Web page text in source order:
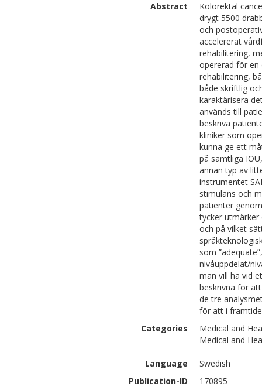
Abstract
Kolorektal
drygt 5500
och
accelererat
rehabilitering,
opererad för en
rehabilitering,
både skriftlig
karaktärisera
används till
beskriva
kliniker som
kunna ge ett
på samtliga
annan typ av
instrumentet
stimulans och
patienter
tycker utmärker
och på vilket
som
nivåuppdelat/
man vill ha vid
beskrivna för
de tre
för att i
Categories
Medical and
Medical and
Language
Swedish
Publication-ID
170895